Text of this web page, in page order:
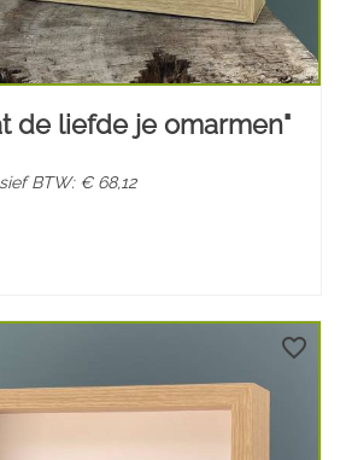
de liefde je omarmen"
BTW: € 68,12
favorite_border